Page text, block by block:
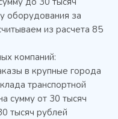
5/5
оборудования за
из расчета 85
компаний:
в крупные города
транспортной
сумму от 30 тысяч
тысяч рублей